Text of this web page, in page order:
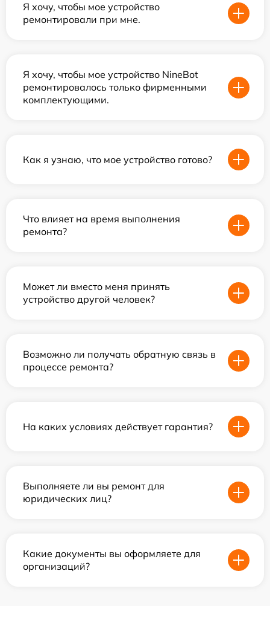
Я хочу, чтобы мое устройство
ремонтировали при мне.
Я хочу, чтобы мое устройство NineBot
ремонтировалось только фирменными
комплектующими.
Как я узнаю, что мое устройство готово?
Что влияет на время выполнения
ремонта?
Может ли вместо меня принять
устройство другой человек?
Возможно ли получать обратную связь в
процессе ремонта?
На каких условиях действует гарантия?
Выполняете ли вы ремонт для
юридических лиц?
Какие документы вы оформляете для
организаций?